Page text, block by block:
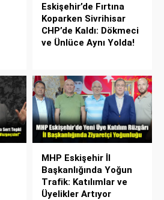
Eskişehir’de Fırtına
Koparken Sivrihisar
CHP’de Kaldı: Dökmeci
ve Ünlüce Aynı Yolda!
MHP Eskişehir İl
Başkanlığında Yoğun
Trafik: Katılımlar ve
Üyelikler Artıyor